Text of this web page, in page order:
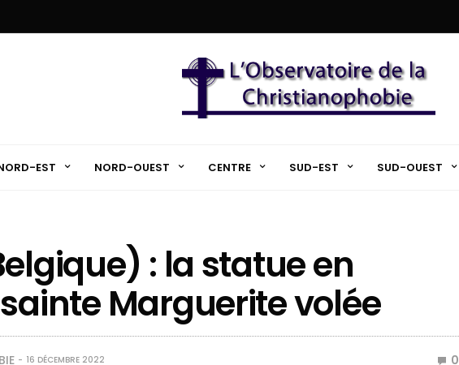
EST NORD-OUEST CENTRE SUD-EST SUD-OUEST
: la statue en
Marguerite volée
16 DÉCEMBRE 2022 0